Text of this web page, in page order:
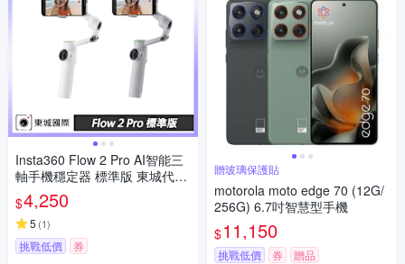
Insta360 Flow 2 Pro AI智能三
軸手機穩定器 標準版 東城代理
公司貨
$4,250
5 (1)
挑戰低價 券
贈玻璃保護貼
motorola moto edge 70 (12G/
256G) 6.7吋智慧型手機
$11,150
挑戰低價 券 贈品